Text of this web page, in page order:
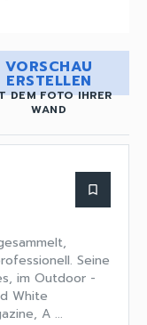
VORSCHAU
ERSTELLEN
DEM FOTO IHRER
WAND
bookmark_border
Seine
im Outdoor -
White
A ...